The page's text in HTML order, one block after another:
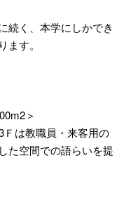
続く、本学にしかでき
す。
＞
は教職員・来客用の
た空間での語らいを提